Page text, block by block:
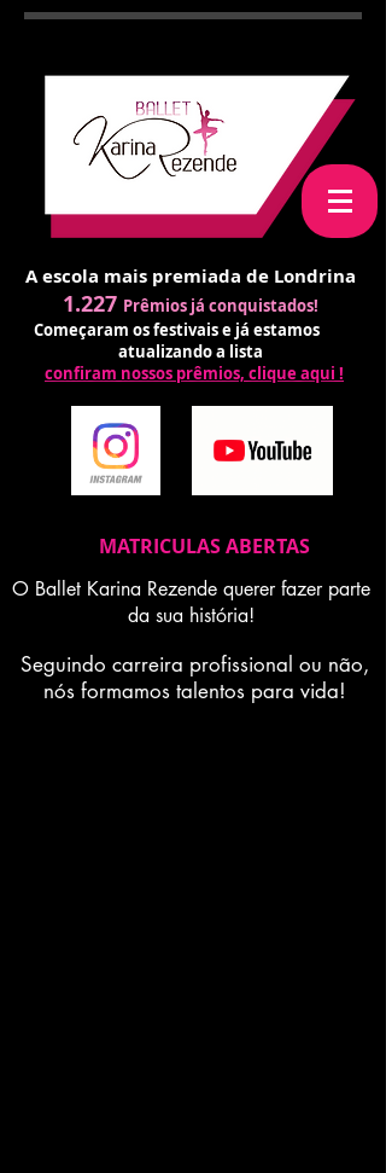
A escola mais premiada de Londrina
1.227 Prêmios já conquistados!
Começaram os festivais e já estamos
atualizando a lista
confiram nossos prêmios, clique aqui !
MATRICULAS ABERTAS
O Ballet Karina Rezende querer fazer parte
da sua história!
Seguindo carreira profissional ou não,
nós formamos talentos para vida!